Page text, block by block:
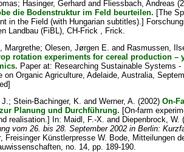
; Hasinger, Gerhard and Fliessbach, Andreas
die Bodenstruktur im Feld beurteilen. [The
in the Field (with Hungarian subtitles).]
Landbau (FiBL), CH-Frick , Frick.
Margrethe;Olesen, Jørgen E. and Rasmussen,
rotation experiments for cereal production –
Paper at: Researching Sustainable Systems
on Organic Agriculture, Adelaide, Australia,
J.;Stein-Bachinger, K. andWerner, A. (2002)On-
Planung und Durchführung. [On-farm
realisation.] In: Maidl, F.-X. and Diepenbrock, W.
vom 26. bis 28. September 2002 in Berlin:
, Freisinger Künstlerpresse W. Bode, Mitteilungen
no. 14, pp. 189-190.